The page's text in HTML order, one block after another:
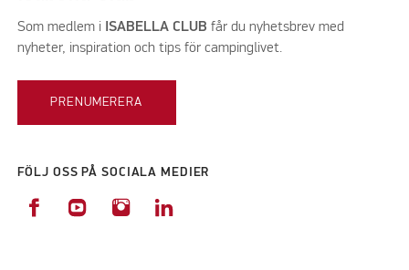
Som medlem i ISABELLA CLUB får du nyhetsbrev med
nyheter, inspiration och tips för campinglivet.
PRENUMERERA
FÖLJ OSS PÅ SOCIALA MEDIER